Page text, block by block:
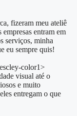
fizeram meu ateliê
entram em
serviços, minha
eu sempre quis!
visual até o
e muito
entregam o que